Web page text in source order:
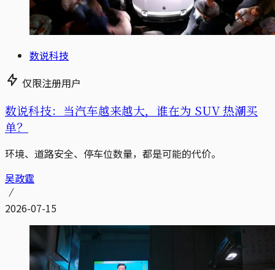
数说科技
仅限注册用户
数说科技：当汽车越来越大，谁在为 SUV 热潮买
单？
环境、道路安全、停车位数量，都是可能的代价。
吴政霆
2026-07-15